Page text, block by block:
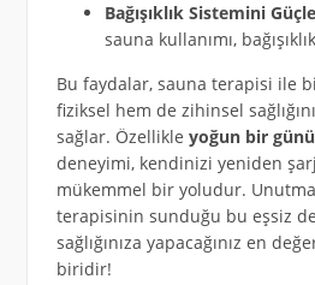
Bağışıklık Sistemini
sauna kullanımı,
Bu faydalar, sauna terapisi ile
fiziksel hem de zihinsel
sağlar. Özellikle yoğun bir
deneyimi, kendinizi yeniden
mükemmel bir yoludur.
terapisinin sunduğu bu eşsiz
sağlığınıza yapacağınız en
biridir!